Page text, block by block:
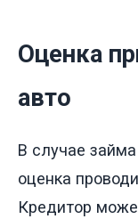
Оценка
авто
В случае
оценка
Кредитор